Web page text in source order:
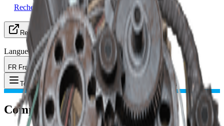
Recherche de groupe
Ressources
Langue
FR Français
Toggle Menu Objet : Compensateur III
Compensateur III